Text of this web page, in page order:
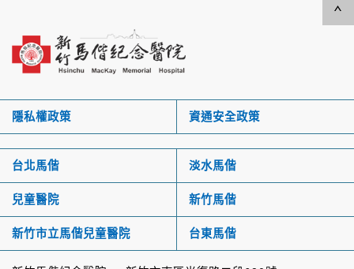
隱私權政策 資通安全政策
台北馬偕 淡水馬偕
兒童醫院 新竹馬偕
新竹市立馬偕兒童醫院 台東馬偕